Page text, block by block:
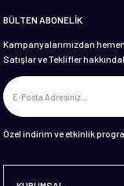
BÜLTEN ABONELİK
Kampanyalarımızdan
Satışlar ve Teklifler
Özel indirim ve etkinlik